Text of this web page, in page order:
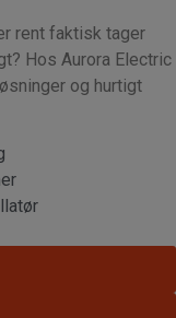
rent faktisk tager
Hos Aurora Electric
og hurtigt